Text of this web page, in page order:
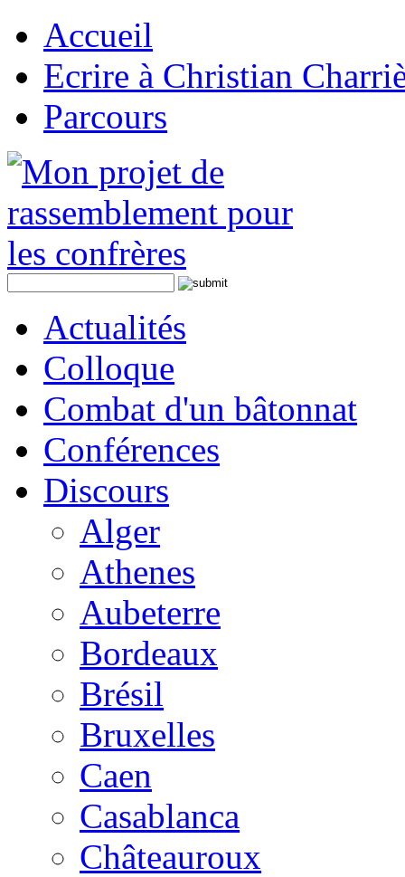
Accueil
Ecrire à Christian
Parcours
Actualités
Colloque
Combat d'un bâtonnat
Conférences
Discours
Alger
Athenes
Aubeterre
Bordeaux
Brésil
Bruxelles
Caen
Casablanca
Châteauroux